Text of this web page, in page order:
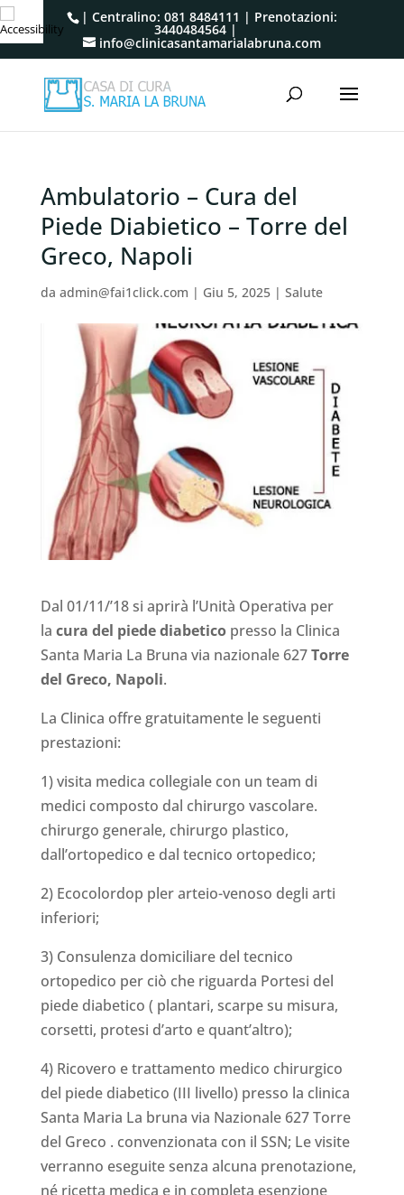
| Centralino: 081 8484111 | Prenotazioni:
3440484564 |
info@clinicasantamarialabruna.com
Ambulatorio – Cura del
Piede Diabietico – Torre del
Greco, Napoli
da admin@fai1click.com | Giu 5, 2025| Salute
Dal 01/11/’18 si aprirà l’Unità Operativa per
la cura del piede diabeticopresso la Clinica
Santa Maria La Bruna via nazionale 627Torre
del Greco, Napoli.
La Clinica offre gratuitamente le seguenti
prestazioni:
1) visita medica collegiale con un team di
medici composto dal chirurgo vascolare.
chirurgo generale, chirurgo plastico,
dall’ortopedico e dal tecnico ortopedico;
2) Ecocolordop pler arteio-venoso degli arti
inferiori;
3) Consulenza domiciliare del tecnico
ortopedico per ciò che riguarda Portesi del
piede diabetico ( plantari, scarpe su misura,
corsetti, protesi d’arto e quant’altro);
4) Ricovero e trattamento medico chirurgico
del piede diabetico (III livello) presso la clinica
Santa Maria La bruna via Nazionale 627 Torre
del Greco . convenzionata con il SSN; Le visite
verranno eseguite senza alcuna prenotazione,
né ricetta medica e in completa esenzione